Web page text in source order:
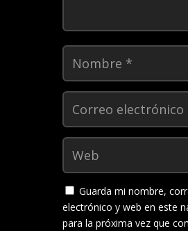
Guarda mi nombre,
electrónico y web en este
para la próxima vez que